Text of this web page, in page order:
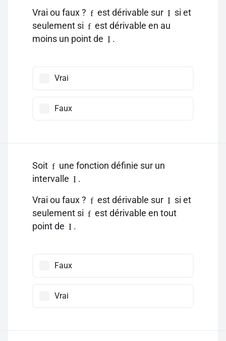
Vrai ou faux ? f est dérivable sur I si et
seulement si f est dérivable en au
moins un point de I .
Vrai
Faux
Soit f une fonction définie sur un
intervalle I .
Vrai ou faux ? f est dérivable sur I si et
seulement si f est dérivable en tout
point de I .
Faux
Vrai